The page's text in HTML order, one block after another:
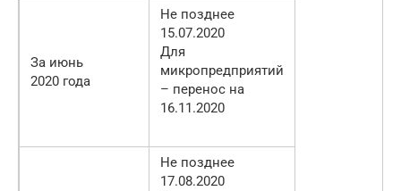
За июнь
2020 года
Не позднее
15.07.2020
Для
микропредприятий
– перенос на
16.11.2020
Не позднее
17.08.2020